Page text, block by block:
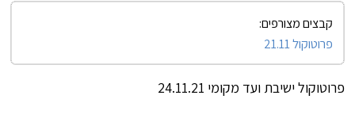
קבצים מצורפים:
פרוטוקול 21.11
פרוטוקול ישיבת ועד מקומי 24.11.21